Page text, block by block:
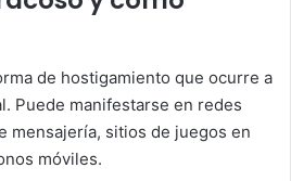
de hostigamiento que ocurre a
Puede manifestarse en redes
mensajería, sitios de juegos en
móviles.